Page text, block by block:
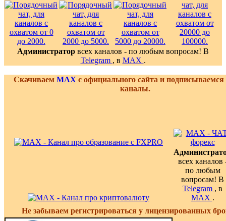
Администратор всех каналов - по любым вопросам! В
Telegram , в MAX .
Скачиваем MAX с официального сайта и
каналы.
всех каналов
по любым
вопросам! В
Telegram , в
MAX .
Не забываем регистрироваться у лицензированных